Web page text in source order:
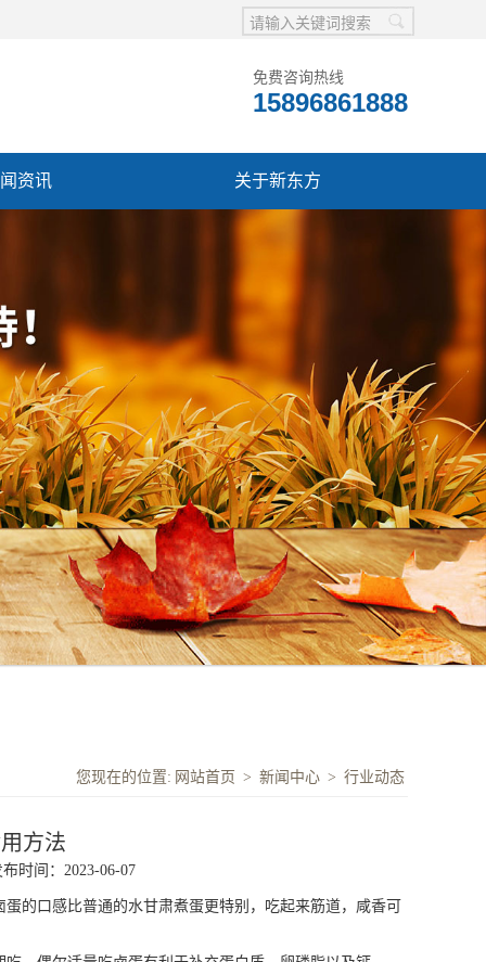
免费咨询热线
15896861888
资讯 关于新东方
您现在的位置: 网站首页 > 新闻中心 > 行业动态
方法
时间：2023-06-07
蛋的口感比普通的水甘肃煮蛋更特别，吃起来筋道，咸香可